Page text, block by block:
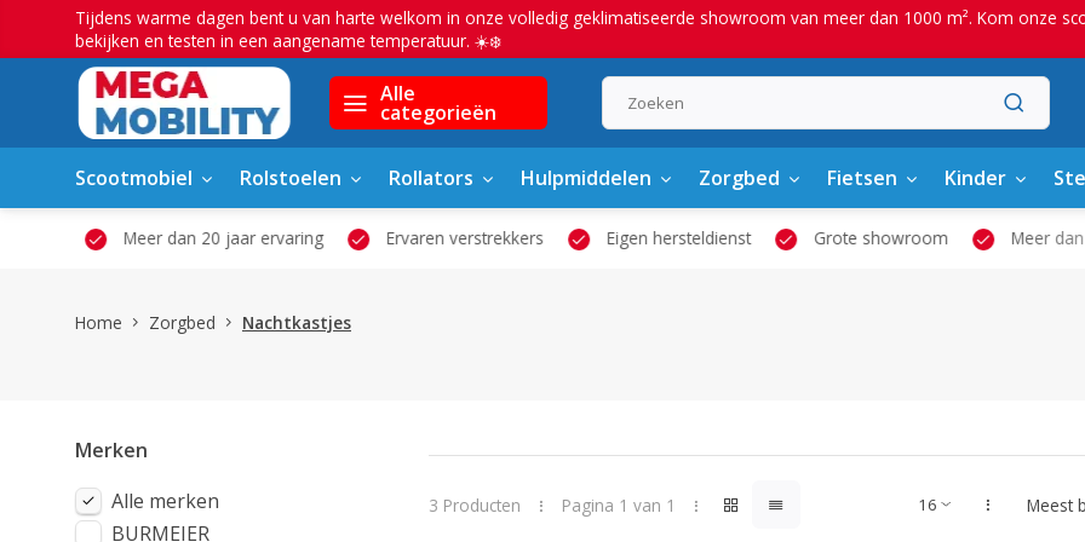
Tijdens warme dagen bent u van harte welkom in onze volledig geklimatiseerde showroom van meer dan 1000 m². Kom onze
bekijken en testen in een aangename temperatuur. ☀️❄️
Alle
categorieën
Scootmobiel Rolstoelen Rollators Hulpmiddelen Zorgbed Fietsen Kinder
Meer dan 20 jaar ervaring Ervaren verstrekkers Eigen hersteldienst Grote showroom Meer dan
Home Zorgbed Nachtkastjes
Merken
Alle merken
BURMEIER
3 Producten Pagina 1 van 1 Meest